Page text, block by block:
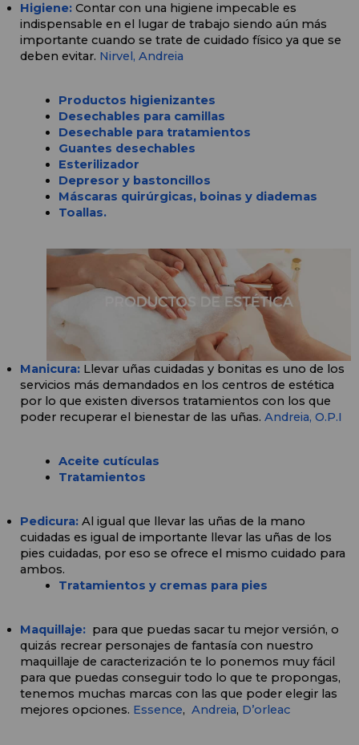
Higiene: Contar con una higiene impecable es
indispensable en el lugar de trabajo siendo aún más
importante cuando se trate de cuidado físico ya que se
deben evitar. Nirvel, Andreia
Productos higienizantes
Desechables para camillas
Desechable para tratamientos
Guantes desechables
Esterilizador
Depresor y bastoncillos
Máscaras quirúrgicas, boinas y diademas
Toallas.
Manicura: Llevar uñas cuidadas y bonitas es uno de los
servicios más demandados en los centros de estética
por lo que existen diversos tratamientos con los que
poder recuperar el bienestar de las uñas. Andreia, O.P.I
Aceite cutículas
Tratamientos
Pedicura: Al igual que llevar las uñas de la mano
cuidadas es igual de importante llevar las uñas de los
pies cuidadas, por eso se ofrece el mismo cuidado para
ambos.
Tratamientos y cremas para pies
Maquillaje: para que puedas sacar tu mejor versión, o
quizás recrear personajes de fantasía con nuestro
maquillaje de caracterización te lo ponemos muy fácil
para que puedas conseguir todo lo que te propongas,
tenemos muchas marcas con las que poder elegir las
mejores opciones. Essence, Andreia, D’orleac